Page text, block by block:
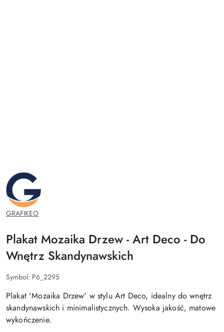
GRAFIKEO.PL
GRAFIKEO
Plakat Mozaika Drzew - Art Deco - Do
Wnętrz Skandynawskich
Symbol: P6_2295
Plakat 'Mozaika Drzew' w stylu Art Deco, idealny do wnętrz
skandynawskich i minimalistycznych. Wysoka jakość, matowe
wykończenie.